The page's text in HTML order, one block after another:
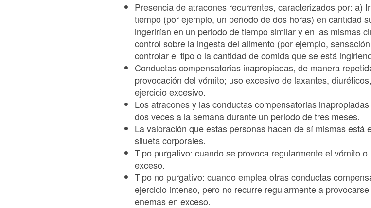
Presencia de atracones recurrentes, caracterizados por: a)
tiempo (por ejemplo, un periodo de dos horas) en cantidad
ingerirían en un periodo de tiempo similar y en las mismas
control sobre la ingesta del alimento (por ejemplo,
controlar el tipo o la cantidad de comida que se está
Conductas compensatorias inapropiadas, de manera
provocación del vómito; uso excesivo de laxantes,
ejercicio excesivo.
Los atracones y las conductas compensatorias
dos veces a la semana durante un periodo de tres meses.
La valoración que estas personas hacen de sí mismas está
silueta corporales.
Tipo purgativo: cuando se provoca regularmente el vómito
exceso.
Tipo no purgativo: cuando emplea otras conductas
ejercicio intenso, pero no recurre regularmente a
enemas en exceso.